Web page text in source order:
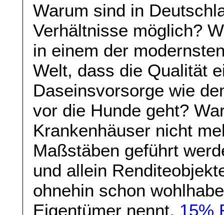
Warum sind in
Verhältnisse möglich?
in einem der
Welt, dass die Qualität
Daseinsvorsorge wie
vor die Hunde geht?
Krankenhäuser nicht
Maßstäben geführt
und allein
ohnehin schon
Eigentümer nennt, 15%